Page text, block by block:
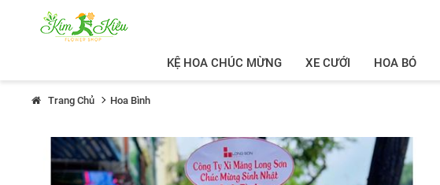
KỆ HOA CHÚC MỪNG XE CƯỚI HOA BÓ
Trang Chủ Hoa Bình